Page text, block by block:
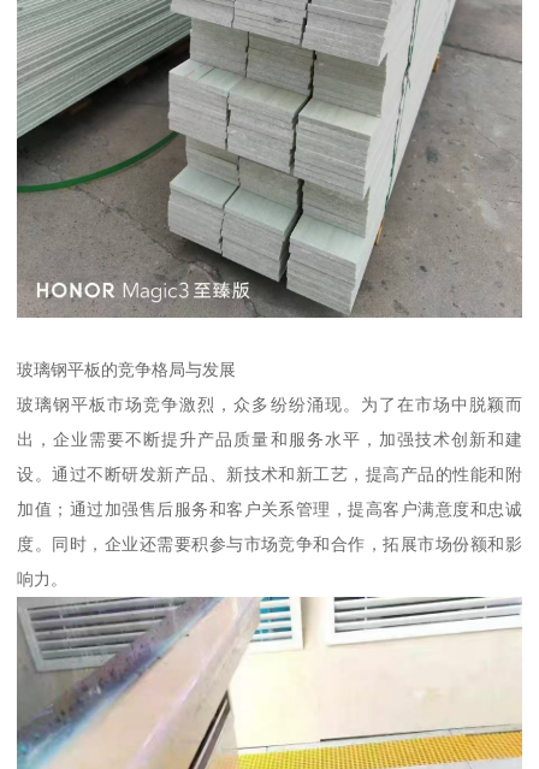
玻璃钢平板的竞争格局与发展
玻璃钢平板市场竞争激烈，众多纷纷涌现。为了在市场中脱颖而
出，企业需要不断提升产品质量和服务水平，加强技术创新和建
设。通过不断研发新产品、新技术和新工艺，提高产品的性能和附
加值；通过加强售后服务和客户关系管理，提高客户满意度和忠诚
度。同时，企业还需要积参与市场竞争和合作，拓展市场份额和影
响力。